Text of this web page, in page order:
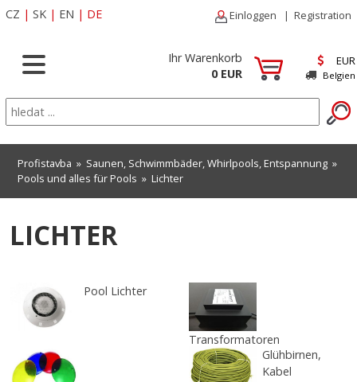
CZ | SK | EN | DE Einloggen | Registration
Ihr Warenkorb
0 EUR
EUR
Belgien
Profistavba » Saunen, Schwimmbäder, Whirlpools, Entspannung »
Pools und alles für Pools » Lichter
LICHTER
Pool Lichter
Transformatoren
Glühbirnen,
Kabel